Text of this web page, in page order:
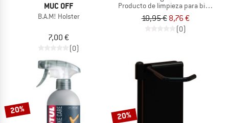
MUC OFF
B.A.M! Holster
7,00 €
(0)
Producto de limpieza para bicicleta
10,95 € 8,76 €
(0)
20% 20%